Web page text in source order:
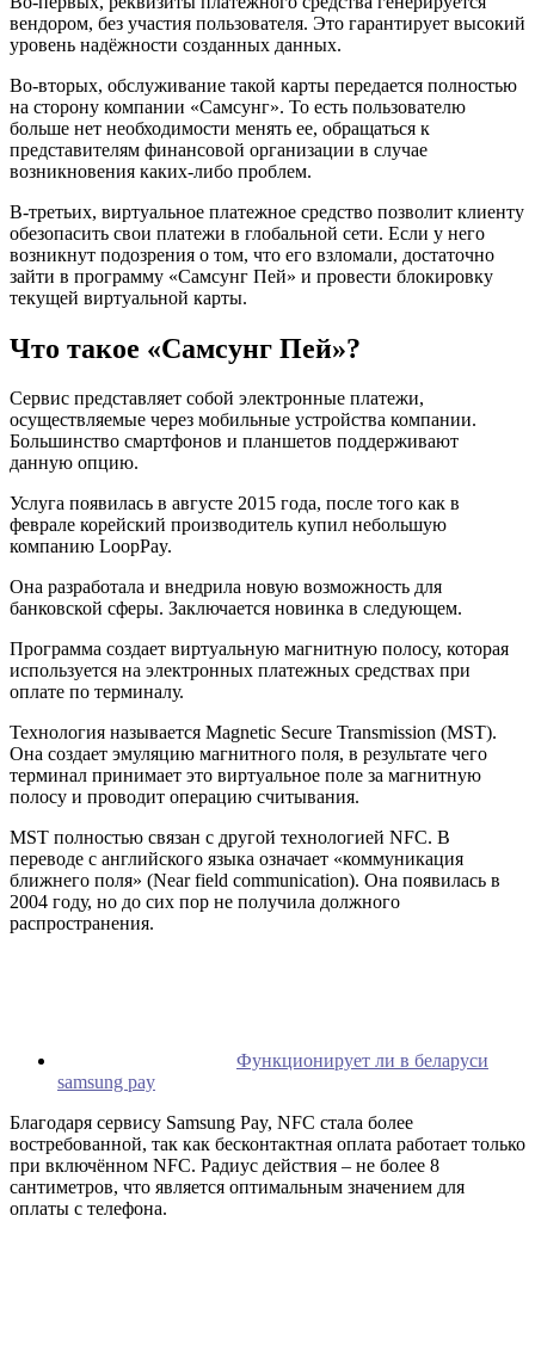
вендором, без участия пользователя. Это гарантирует высокий
уровень надёжности созданных данных.
Во-вторых, обслуживание такой карты передается полностью
на сторону компании «Самсунг». То есть пользователю
больше нет необходимости менять ее, обращаться к
представителям финансовой организации в случае
возникновения каких-либо проблем.
В-третьих, виртуальное платежное средство позволит клиенту
обезопасить свои платежи в глобальной сети. Если у него
возникнут подозрения о том, что его взломали, достаточно
зайти в программу «Самсунг Пей» и провести блокировку
текущей виртуальной карты.
Что такое «Самсунг Пей»?
Сервис представляет собой электронные платежи,
осуществляемые через мобильные устройства компании.
Большинство смартфонов и планшетов поддерживают
данную опцию.
Услуга появилась в августе 2015 года, после того как в
феврале корейский производитель купил небольшую
компанию LoopPay.
Она разработала и внедрила новую возможность для
банковской сферы. Заключается новинка в следующем.
Программа создает виртуальную магнитную полосу, которая
используется на электронных платежных средствах при
оплате по терминалу.
Технология называется Magnetic Secure Transmission (MST).
Она создает эмуляцию магнитного поля, в результате чего
терминал принимает это виртуальное поле за магнитную
полосу и проводит операцию считывания.
MST полностью связан с другой технологией NFC. В
переводе с английского языка означает «коммуникация
ближнего поля» (Near field communication). Она появилась в
2004 году, но до сих пор не получила должного
распространения.
Функционирует ли в беларуси
samsung pay
Благодаря сервису Samsung Pay, NFC стала более
востребованной, так как бесконтактная оплата работает только
при включённом NFC. Радиус действия – не более 8
сантиметров, что является оптимальным значением для
оплаты с телефона.